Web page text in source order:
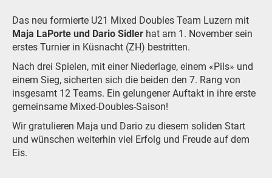
Das neu formierte U21 Mixed Doubles Team Luzern mit
Maja LaPorte und Dario Sidler hat am 1. November sein
erstes Turnier in Küsnacht (ZH) bestritten.
Nach drei Spielen, mit einer Niederlage, einem «Pils» und
einem Sieg, sicherten sich die beiden den 7. Rang von
insgesamt 12 Teams. Ein gelungener Auftakt in ihre erste
gemeinsame Mixed-Doubles-Saison!
Wir gratulieren Maja und Dario zu diesem soliden Start
und wünschen weiterhin viel Erfolg und Freude auf dem
Eis.